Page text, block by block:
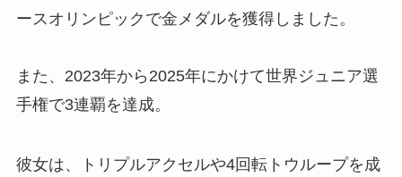
ースオリンピックで金メダルを獲得しました。
また、2023年から2025年にかけて世界ジュニア選
手権で3連覇を達成。
彼女は、トリプルアクセルや4回転トウループを成